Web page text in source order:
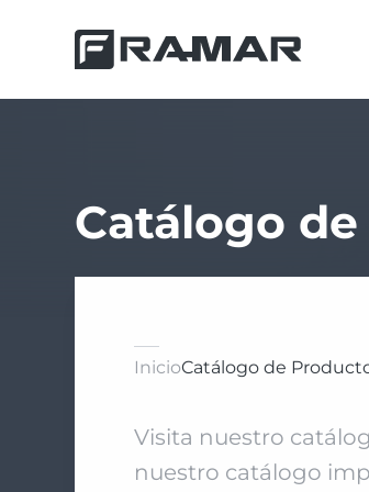
Catálogo
InicioCatálogo de
Visita nuestro
nuestro catálogo